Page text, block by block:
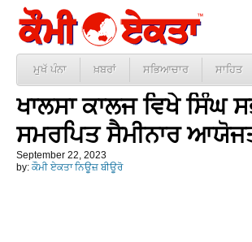
ਮੁਖੱ ਪੰਨਾ ਖ਼ਬਰਾਂ ਸਭਿਆਚਾਰ ਸਾਹਿਤ
ਖਾਲਸਾ ਕਾਲਜ ਵਿਖੇ ਸਿੰਘ
ਸਮਰਪਿਤ ਸੈਮੀਨਾਰ
September 22, 2023
by: ਕੌਮੀ ਏਕਤਾ ਨਿਊਜ਼ ਬੀਊਰੋ